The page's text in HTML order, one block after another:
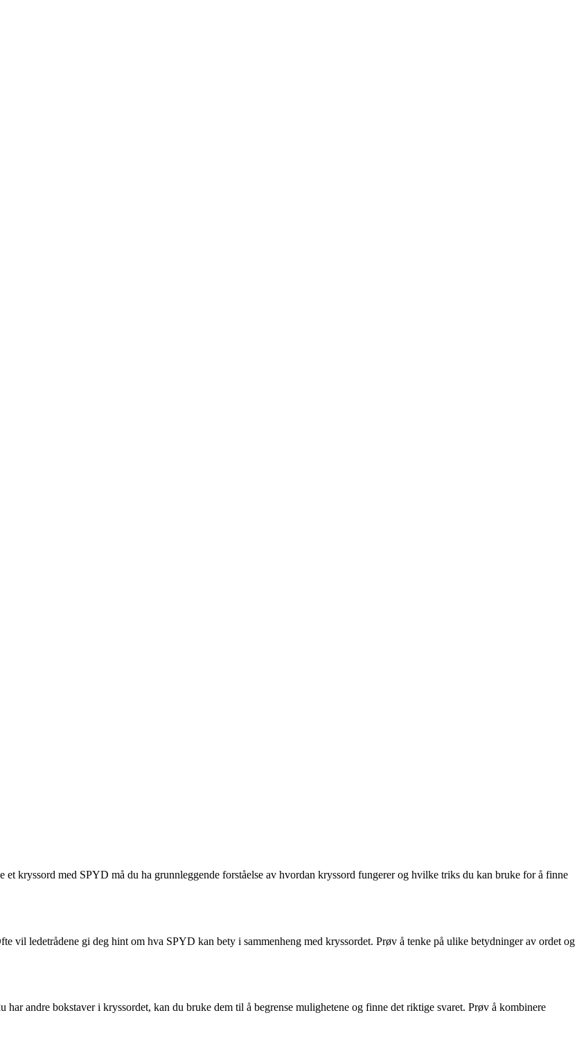
kryssord med SPYD må du ha grunnleggende forståelse av hvordan kryssord fungerer og hvilke triks du kan bruke for å finne
vil ledetrådene gi deg hint om hva SPYD kan bety i sammenheng med kryssordet. Prøv å tenke på ulike betydninger av ordet og
andre bokstaver i kryssordet, kan du bruke dem til å begrense mulighetene og finne det riktige svaret. Prøv å kombinere